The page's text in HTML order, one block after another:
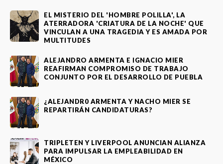
EL MISTERIO DEL 'HOMBRE POLILLA', LA
ATERRADORA 'CRIATURA DE LA NOCHE' QUE
VINCULAN A UNA TRAGEDIA Y ES AMADA POR
MULTITUDES
ALEJANDRO ARMENTA E IGNACIO MIER
REAFIRMAN COMPROMISO DE TRABAJO
CONJUNTO POR EL DESARROLLO DE PUEBLA
¿ALEJANDR0 ARMENTA Y NACHO MIER SE
REPARTIRÁN CANDIDATURAS?
TRIPLETEN Y LIVERPOOL ANUNCIAN ALIANZA
PARA IMPULSAR LA EMPLEABILIDAD EN
MÉXICO